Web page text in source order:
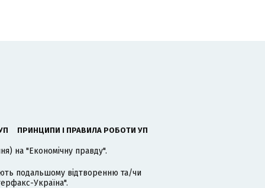
ПРИНЦИПИ І ПРАВИЛА РОБОТИ УП
на "Економічну правду".
подальшому відтворенню та/чи
Україна".